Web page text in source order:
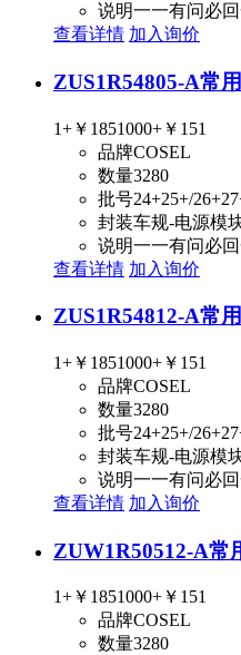
说明一一有问必
查看详情 加入询价
ZUS1R54805-A常
1+ ￥1851000+ ￥151
品牌COSEL
数量3280
批号24+25+/
封装车规-电源模
说明一一有问必
查看详情 加入询价
ZUS1R54812-A常
1+ ￥1851000+ ￥151
品牌COSEL
数量3280
批号24+25+/
封装车规-电源模
说明一一有问必
查看详情 加入询价
ZUW1R50512-A常
1+ ￥1851000+ ￥151
品牌COSEL
数量3280